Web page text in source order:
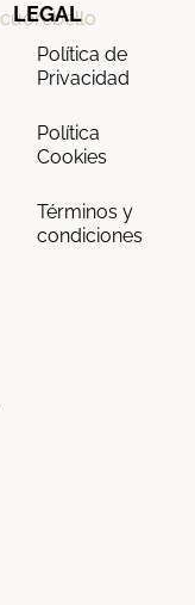
LEGAL
Política de
Privacidad
Política
Cookies
Términos y
condiciones